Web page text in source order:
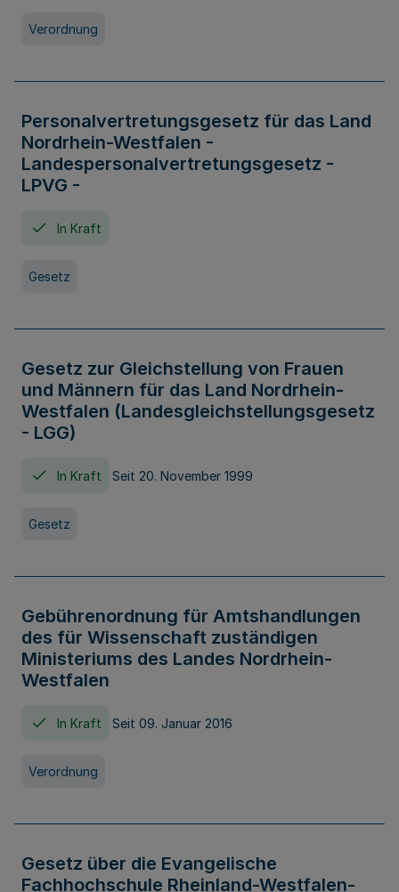
Verordnung
Personalvertretungsgesetz für das Land
Nordrhein-Westfalen -
Landespersonalvertretungsgesetz -
LPVG -
In Kraft
Gesetz
Gesetz zur Gleichstellung von Frauen
und Männern für das Land Nordrhein-
Westfalen (Landesgleichstellungsgesetz
- LGG)
In Kraft Seit 20. November 1999
Gesetz
Gebührenordnung für Amtshandlungen
des für Wissenschaft zuständigen
Ministeriums des Landes Nordrhein-
Westfalen
In Kraft Seit 09. Januar 2016
Verordnung
Gesetz über die Evangelische
Fachhochschule Rheinland-Westfalen-